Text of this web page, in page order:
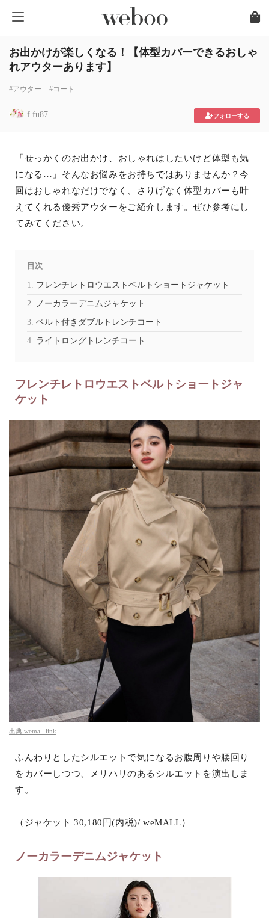
お出かけが楽しくなる！【体型カバーできるおしゃ
れアウターあります】
#アウター #コート
f.fu87 フォローする
「せっかくのお出かけ、おしゃれはしたいけど体型も気
になる…」そんなお悩みをお持ちではありませんか？今
回はおしゃれなだけでなく、さりげなく体型カバーも叶
えてくれる優秀アウターをご紹介します。ぜひ参考にし
てみてください。
目次
フレンチレトロウエストベルトショートジャケット
ノーカラーデニムジャケット
ベルト付きダブルトレンチコート
ライトロングトレンチコート
フレンチレトロウエストベルトショートジャ
ケット
出典 wemall.link
ふんわりとしたシルエットで気になるお腹周りや腰回り
をカバーしつつ、メリハリのあるシルエットを演出しま
す。
（ジャケット 30,180円(内税)/ weMALL）
ノーカラーデニムジャケット